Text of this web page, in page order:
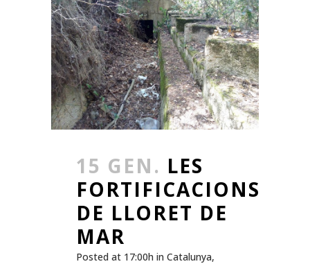
15 GEN. LES
FORTIFICACIONS
DE LLORET DE
MAR
Posted at 17:00h in Catalunya,